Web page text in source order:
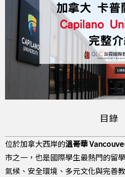
目錄
位於加拿大西岸的溫哥華
市之一，也是國際學生最熱門的留
氣候、安全環境、多元文化與完善